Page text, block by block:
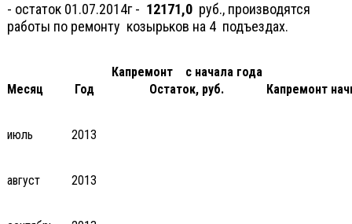
- остаток 01.07.2014г - 12171,0 руб., производятся
работы по ремонту козырьков на 4 подъездах.
Месяц Год
Капремонт
с начала года
Остаток, руб.
Капремонт
июль 2013
август 2013